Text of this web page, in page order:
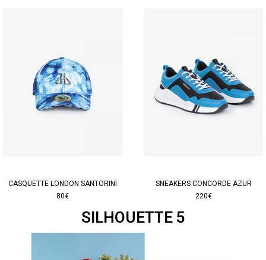
CASQUETTE LONDON SANTORINI
80€
SNEAKERS CONCORDE AZUR
220€
SILHOUETTE 5